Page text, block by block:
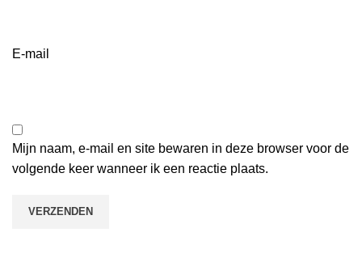
E-mail
Mijn naam, e-mail en site bewaren in deze browser voor de
volgende keer wanneer ik een reactie plaats.